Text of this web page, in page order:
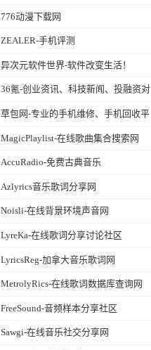
776动漫下载网
ZEALER-手机评测
异次元软件世界-软件改变生活！
36氪-创业资讯、科技新闻、投融资对
草包网-专业的手机维修、手机回收平
MagicPlaylist-在线歌曲集合搜索网
AccuRadio-免费古典音乐
Azlyrics音乐歌词分享网
Noisli-在线背景环境声音网
LyreKa-在线歌词分享讨论社区
LyricsReg-加拿大音乐歌词网
MetrolyRics-在线歌词数据库查询网
FreeSound-音频样本分享社区
Sawgi-在线音乐社交分享网